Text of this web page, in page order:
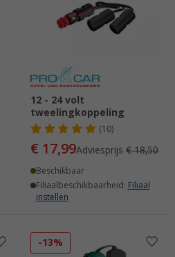
12 - 24 volt
tweelingkoppeling
(10)
€ 17,99Adviesprijs € 18,50
Beschikbaar
Filiaalbeschikbaarheid: Filiaal
instellen
-13%